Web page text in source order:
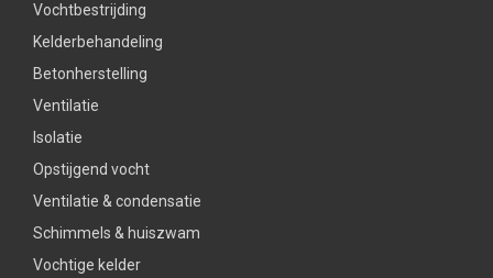
Vochtbestrijding
Kelderbehandeling
Betonherstelling
Ventilatie
Isolatie
Opstijgend vocht
Ventilatie & condensatie
Schimmels & huiszwam
Vochtige kelder